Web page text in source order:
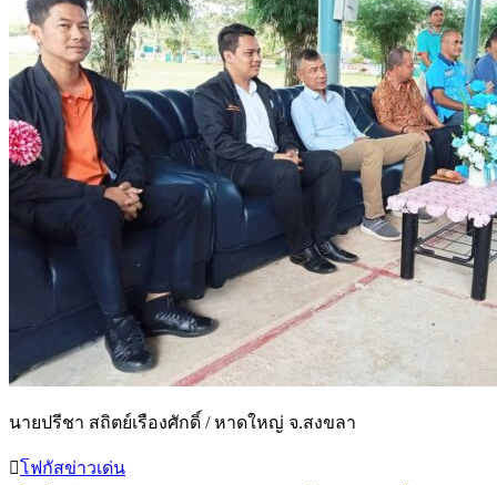
นายปรีชา สถิตย์เรืองศักดิ์ / หาดใหญ่ จ.สงขลา
โฟกัสข่าวเด่น